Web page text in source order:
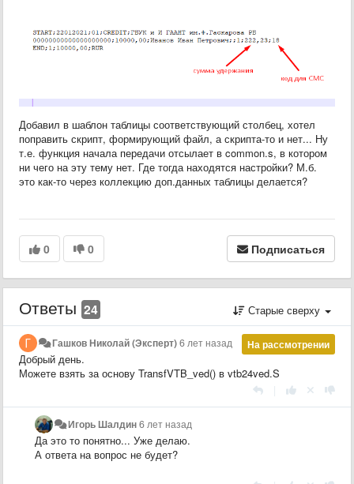
Добавил в шаблон таблицы соответствующий столбец, хотел
поправить скрипт, формирующий файл, а скрипта-то и нет... Ну
т.е. функция начала передачи отсылает в common.s, в котором
ни чего на эту тему нет. Где тогда находятся настройки? М.б.
это как-то через коллекцию доп.данных таблицы делается?
0 0 Подписаться
Ответы 24 Старые сверху
На рассмотрении
Гашков Николай (Эксперт)6 лет назад
Добрый день.
Можете взять за основу TransfVTB_ved() в vtb24ved.S
Игорь Шалдин6 лет назад
Да это то понятно... Уже делаю.
А ответа на вопрос не будет?